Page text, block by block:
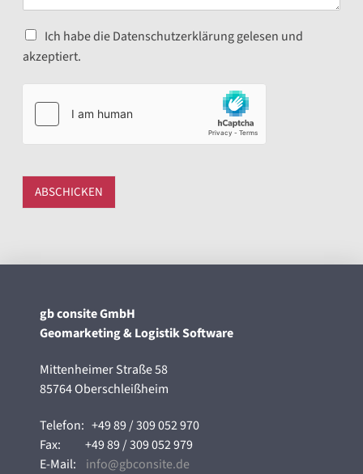
Ich habe die Datenschutzerklärung gelesen und
akzeptiert.
ABSCHICKEN
gb consite GmbH
Geomarketing & Logistik Software
Mittenheimer Straße 58
85764 Oberschleißheim
Telefon:+49 89 / 309 052 970
Fax:+49 89 / 309 052 979
E-Mail: info@gbconsite.de